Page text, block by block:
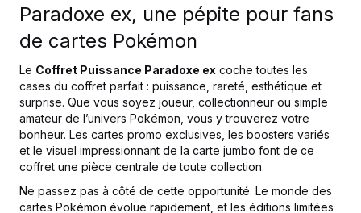
Paradoxe ex, une pépite pour fans
de cartes Pokémon
Le Coffret Puissance Paradoxe ex coche toutes les
cases du coffret parfait : puissance, rareté, esthétique et
surprise. Que vous soyez joueur, collectionneur ou simple
amateur de l’univers Pokémon, vous y trouverez votre
bonheur. Les cartes promo exclusives, les boosters variés
et le visuel impressionnant de la carte jumbo font de ce
coffret une pièce centrale de toute collection.
Ne passez pas à côté de cette opportunité. Le monde des
cartes Pokémon évolue rapidement, et les éditions limitées